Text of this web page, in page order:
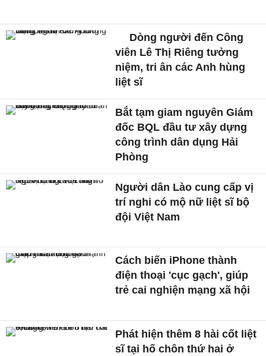
Dòng người đến Công
viên Lê Thị Riêng tưởng
niệm, tri ân các Anh hùng
liệt sĩ
Bắt tạm giam nguyên Giám
đốc BQL đầu tư xây dựng
công trình dân dụng Hải
Phòng
Người dân Lào cung cấp vị
trí nghi có mộ nữ liệt sĩ bộ
đội Việt Nam
Cách biến iPhone thành
điện thoại 'cục gạch', giúp
trẻ cai nghiện mạng xã hội
Phát hiện thêm 8 hài cốt liệt
sĩ tại hố chôn thứ hai ở